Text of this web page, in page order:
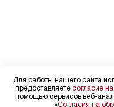
Для работы нашего сайта
предоставляете согласие
помощью сервисов веб-
«Согласия на